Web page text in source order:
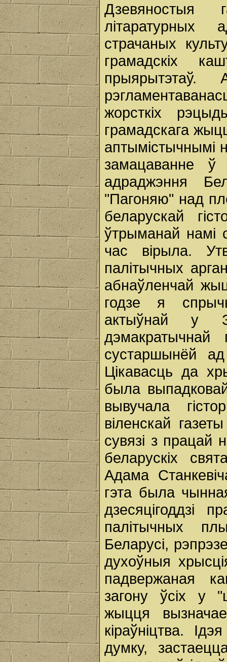
Дзевяностыя
літаратурных
страчаных
грамадскіх
прыярытэтаў.
жорсткіх
грамадскага
аптымістычнымі
замацаванне ў
адраджэння
"Пагоняю" над
беларускай
ўтрыманай намі
час вірыла.
палітычных
абнаўленчай
годзе я
актыўнай у
сустаршынёй ад
Цікавасць да
была
вывучала
віленскай
сувязі з працай
беларускіх
Адама
гэта была
дзесяцігоддзі
палітычных
Беларусі,
духоўныя
падвержаная
загону ўсіх у
жыцця
кіраўніцтва.
думку,